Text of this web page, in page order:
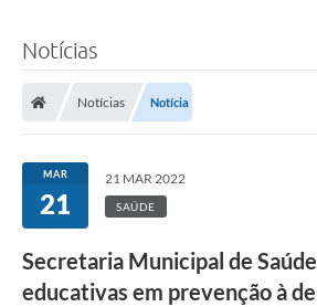
Notícias
Notícias Notícia
MAR
21
21 MAR 2022
SAÚDE
Secretaria Municipal de
educativas em prevenção à